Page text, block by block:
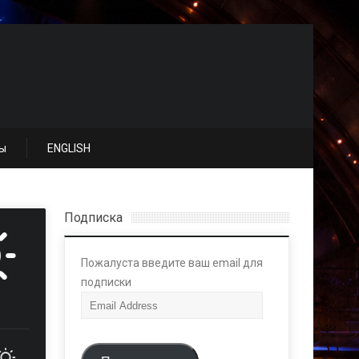
ENGLISH
Подписка
Пожалуста введите ваш email для
подписки